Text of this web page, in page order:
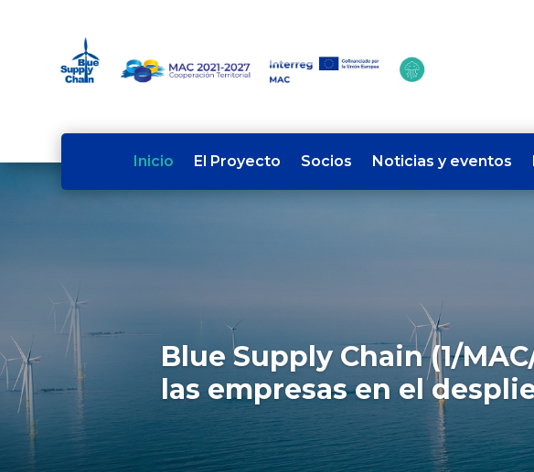
Inicio El Proyecto Socios Noticias y eventos
Blue Supply Chain (1/
las empresas en el